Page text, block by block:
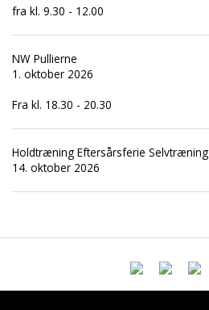
fra kl. 9.30 - 12.00
NW Pullierne
1. oktober 2026
Fra kl. 18.30 - 20.30
Holdtræning Eftersårsferie Selvtræning
14. oktober 2026